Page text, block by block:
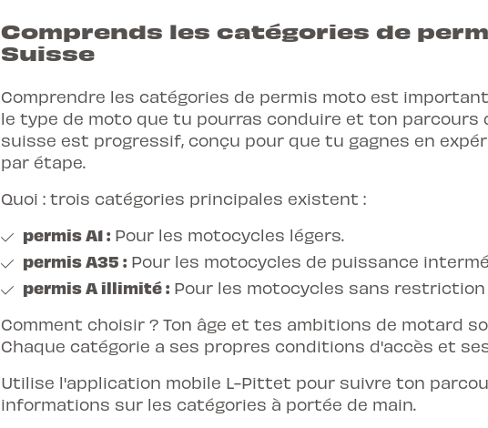
Comprends les catégories de
Suisse
Comprendre les catégories de permis moto est
le type de moto que tu pourras conduire et ton parcours
suisse est progressif, conçu pour que tu gagnes en
par étape.
Quoi : trois catégories principales existent :
permis A1 : Pour les motocycles légers.
permis A35 : Pour les motocycles de puissance
permis A illimité : Pour les motocycles sans restriction
Comment choisir ? Ton âge et tes ambitions de motard
Chaque catégorie a ses propres conditions d'accès et
Utilise l'application mobile L-Pittet pour suivre ton
informations sur les catégories à portée de main.